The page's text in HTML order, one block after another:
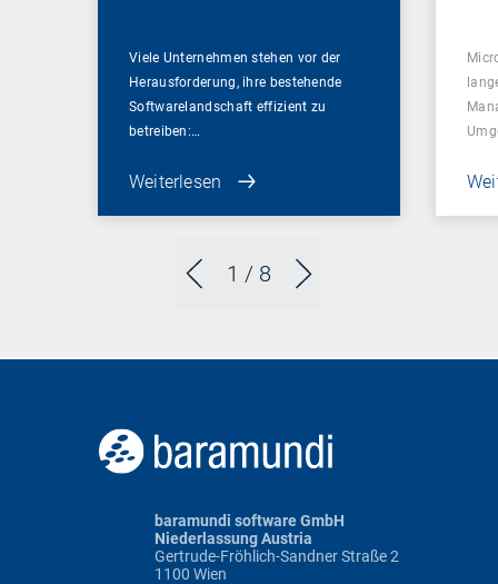
1 / 8
Viele Unternehmen stehen vor der
Herausforderung, ihre bestehende
Softwarelandschaft effizient zu
betreiben:…
Weiterlesen
baramundi software GmbH
Niederlassung Austria
Gertrude-Fröhlich-Sandner Straße 2
1100 Wien